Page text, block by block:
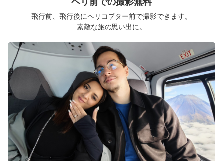
ヘリ前での撮影無料
飛行前、飛行後にヘリコプター前で撮影できます。
素敵な旅の思い出に。